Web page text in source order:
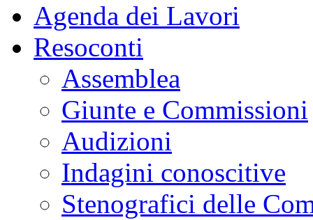
Agenda dei Lavori
Resoconti
Assemblea
Giunte e Commissioni
Audizioni
Indagini conoscitive
Stenografici delle